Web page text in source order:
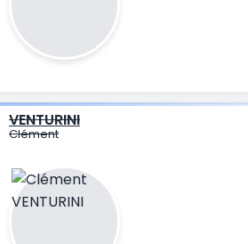
VENTURINI
Clément